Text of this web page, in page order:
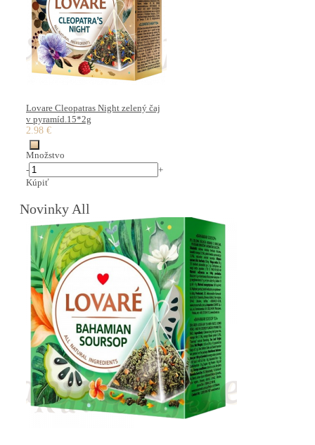
Lovare Cleopatras Night zelený čaj
v pyramíd.15*2g
2.98 €
Množstvo
-
+
Kúpiť
Novinky All